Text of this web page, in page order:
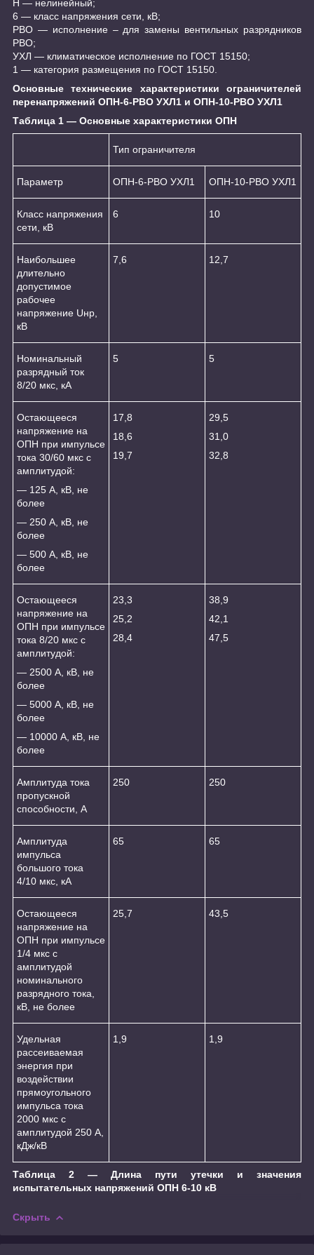
Н ― нелинейный;
6 ― класс напряжения сети, кВ;
РВО ― исполнение – для замены вентильных разрядников
РВО;
УХЛ ― климатическое исполнение по ГОСТ 15150;
1 ― категория размещения по ГОСТ 15150.
Основные технические характеристики ограничителей
перенапряжений ОПН-6-РВО УХЛ1 и ОПН-10-РВО УХЛ1
Таблица 1 ― Основные характеристики ОПН
Тип ограничителя
Параметр ОПН-6-РВО УХЛ1 ОПН-10-РВО УХЛ1
Класс напряжения
сети, кВ
6 10
Наибольшее
длительно
допустимое
рабочее
напряжение Uнр,
кВ
7,6 12,7
Номинальный
разрядный ток
8/20 мкс, кА
5 5
Остающееся
напряжение на
ОПН при импульсе
тока 30/60 мкс с
амплитудой:
― 125 А, кВ, не
более
― 250 А, кВ, не
более
― 500 А, кВ, не
более
17,8
18,6
19,7
29,5
31,0
32,8
Остающееся
напряжение на
ОПН при импульсе
тока 8/20 мкс с
амплитудой:
― 2500 А, кВ, не
более
― 5000 А, кВ, не
более
― 10000 А, кВ, не
более
23,3
25,2
28,4
38,9
42,1
47,5
Амплитуда тока
пропускной
способности, А
250 250
Амплитуда
импульса
большого тока
4/10 мкс, кА
65 65
Остающееся
напряжение на
ОПН при импульсе
1/4 мкс с
амплитудой
номинального
разрядного тока,
кВ, не более
25,7 43,5
Удельная
рассеиваемая
энергия при
воздействии
прямоугольного
импульса тока
2000 мкс с
амплитудой 250 А,
кДж/кВ
1,9 1,9
Таблица 2 ― Длина пути утечки и значения
испытательных напряжений ОПН 6-10 кВ
Скрыть